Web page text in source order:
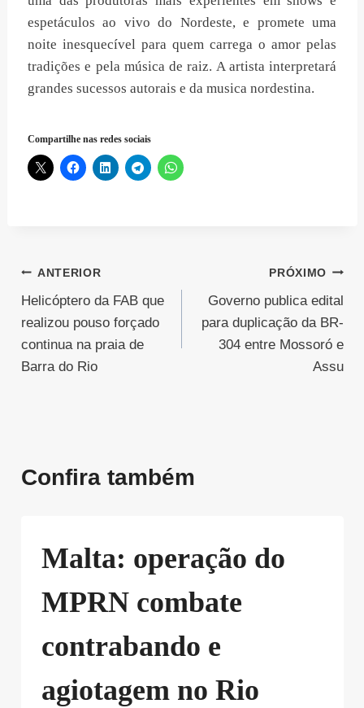
espetáculos ao vivo do Nordeste, e promete uma
noite inesquecível para quem carrega o amor pelas
tradições e pela música de raiz. A artista interpretará
grandes sucessos autorais e da musica nordestina.
Compartilhe nas redes sociais
Navegação
de
Post
ANTERIOR
Helicóptero da FAB que
realizou pouso forçado
continua na praia de
Barra do Rio
PRÓXIMO
Governo publica edital
para duplicação da BR-
304 entre Mossoró e
Assu
Confira também
Malta: operação do
MPRN combate
contrabando e
agiotagem no Rio